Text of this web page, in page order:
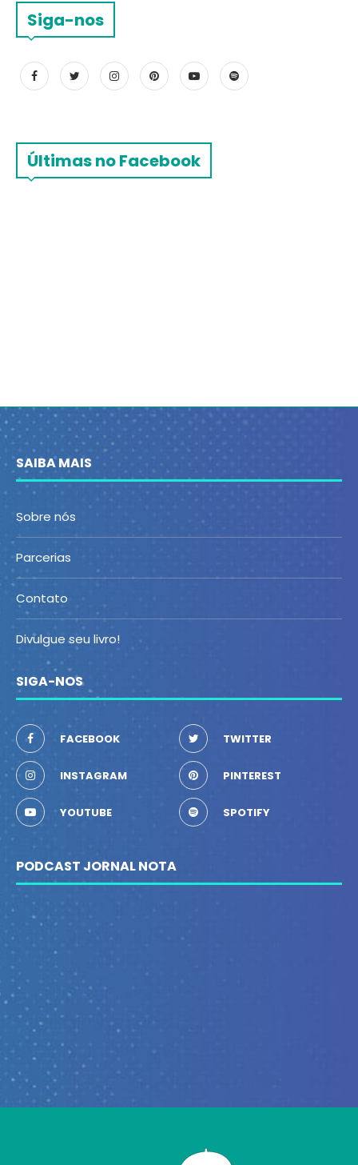
Siga-nos
Últimas no Facebook
SAIBA MAIS
Sobre nós
Parcerias
Contato
Divulgue seu livro!
SIGA-NOS
FACEBOOK TWITTER
INSTAGRAM PINTEREST
YOUTUBE SPOTIFY
PODCAST JORNAL NOTA